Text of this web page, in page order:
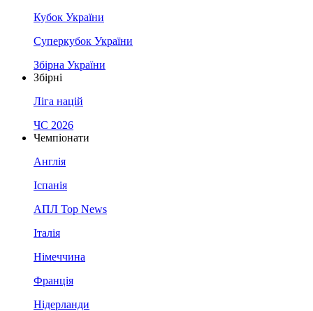
Кубок України
Суперкубок України
Збірна України
Збірні
Ліга націй
ЧС 2026
Чемпіонати
Англія
Іспанія
АПЛ Top News
Італія
Німеччина
Франція
Нідерланди